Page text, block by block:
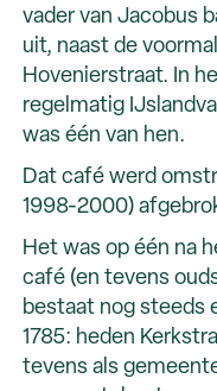
vader van Jacobus
uit, naast de
Hovenierstraat. In
regelmatig
was één van hen.
Dat café werd
1998-2000)
Het was op één na
café (en tevens
bestaat nog steeds
1785: heden
tevens als